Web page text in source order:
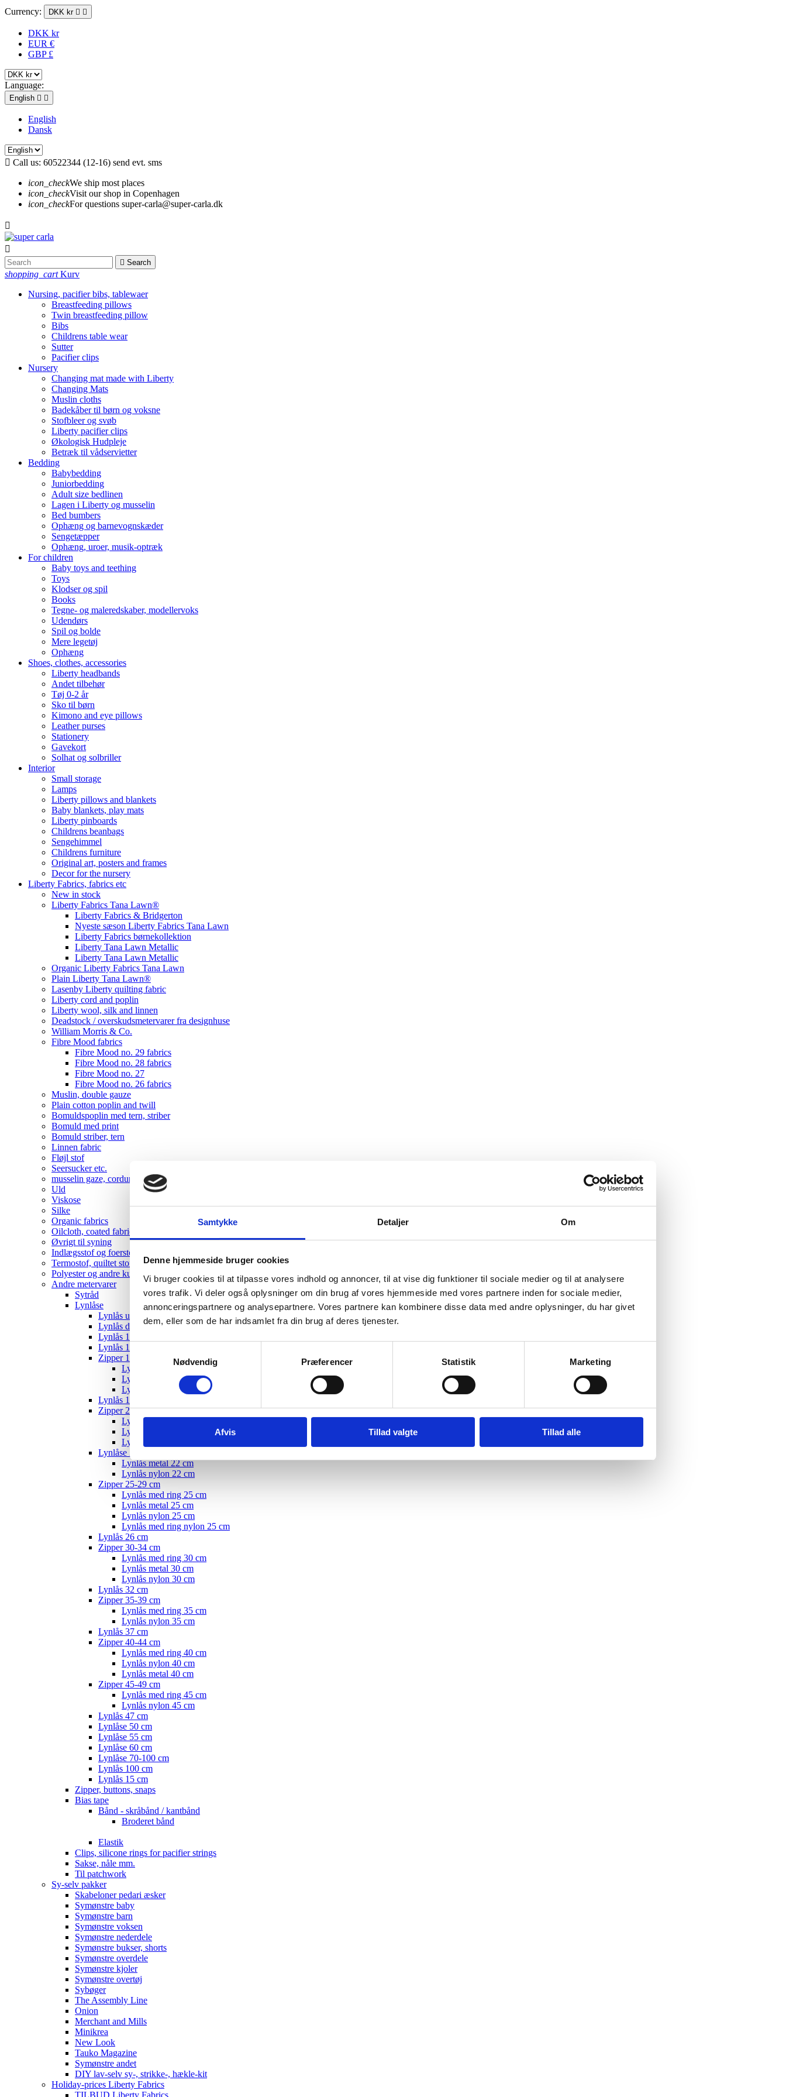
Samtykke Detaljer Om
Denne hjemmeside bruger cookies
Vi bruger cookies til at tilpasse vores indhold og annoncer, til at vise dig funktioner til sociale medier og til at analysere
vores trafik. Vi deler også oplysninger om din brug af vores hjemmeside med vores partnere inden for sociale medier,
annonceringspartnere og analysepartnere. Vores partnere kan kombinere disse data med andre oplysninger, du har givet
dem, eller som de har indsamlet fra din brug af deres tjenester.
Nødvendig
Præferencer Statistik Marketing
Afvis Tillad valgte Tillad alle
Currency: DKK kr  
DKK kr
EUR €
GBP £
Language:
English  
English
Dansk
 Call us: 60522344 (12-16) send evt. sms
icon_checkWe ship most places
icon_checkVisit our shop in Copenhagen
icon_checkFor questions super-carla@super-carla.dk


 Search
shopping_cart Kurv
Nursing, pacifier bibs, tablewaer
Breastfeeding pillows
Twin breastfeeding pillow
Bibs
Childrens table wear
Sutter
Pacifier clips
Nursery
Changing mat made with Liberty
Changing Mats
Muslin cloths
Badekåber til børn og voksne
Stofbleer og svøb
Liberty pacifier clips
Økologisk Hudpleje
Betræk til vådservietter
Bedding
Babybedding
Juniorbedding
Adult size bedlinen
Lagen i Liberty og musselin
Bed bumbers
Ophæng og barnevognskæder
Sengetæpper
Ophæng, uroer, musik-optræk
For children
Baby toys and teething
Toys
Klodser og spil
Books
Tegne- og maleredskaber, modellervoks
Udendørs
Spil og bolde
Mere legetøj
Ophæng
Shoes, clothes, accessories
Liberty headbands
Andet tilbehør
Tøj 0-2 år
Sko til børn
Kimono and eye pillows
Leather purses
Stationery
Gavekort
Solhat og solbriller
Interior
Small storage
Lamps
Liberty pillows and blankets
Baby blankets, play mats
Liberty pinboards
Childrens beanbags
Sengehimmel
Childrens furniture
Original art, posters and frames
Decor for the nursery
Liberty Fabrics, fabrics etc
New in stock
Liberty Fabrics Tana Lawn®
Liberty Fabrics & Bridgerton
Nyeste sæson Liberty Fabrics Tana Lawn
Liberty Fabrics børnekollektion
Liberty Tana Lawn Metallic
Liberty Tana Lawn Metallic
Organic Liberty Fabrics Tana Lawn
Plain Liberty Tana Lawn®
Lasenby Liberty quilting fabric
Liberty cord and poplin
Liberty wool, silk and linnen
Deadstock / overskudsmetervarer fra designhuse
William Morris & Co.
Fibre Mood fabrics
Fibre Mood no. 29 fabrics
Fibre Mood no. 28 fabrics
Fibre Mood no. 27
Fibre Mood no. 26 fabrics
Muslin, double gauze
Plain cotton poplin and twill
Bomuldspoplin med tern, striber
Bomuld med print
Bomuld striber, tern
Linnen fabric
Fløjl stof
Seersucker etc.
musselin gaze, corduroy , velvet
Uld
Viskose
Silke
Organic fabrics
Oilcloth, coated fabrics
Øvrigt til syning
Indlægsstof og foerstof
Termostof, quiltet stof
Polyester og andre kunststoffer
Andre metervarer
Sytråd
Lynlåse
Lynlås usynlig
Lynlås delbar
Lynlås 12 cm
Lynlås 15 cm
Zipper 10-19 cm
Lynlås med ring - 18 cm
Lynlås nylon 18 cm
Lynlås metal 22 cm
Lynlås 19 cm
Zipper 20-24 cm
Lynlås med ring 20 cm
Lynlås metal 20 cm
Lynlås nylon 20 cm
Lynlåse 22 cm
Lynlås metal 22 cm
Lynlås nylon 22 cm
Zipper 25-29 cm
Lynlås med ring 25 cm
Lynlås metal 25 cm
Lynlås nylon 25 cm
Lynlås med ring nylon 25 cm
Lynlås 26 cm
Zipper 30-34 cm
Lynlås med ring 30 cm
Lynlås metal 30 cm
Lynlås nylon 30 cm
Lynlås 32 cm
Zipper 35-39 cm
Lynlås med ring 35 cm
Lynlås nylon 35 cm
Lynlås 37 cm
Zipper 40-44 cm
Lynlås med ring 40 cm
Lynlås nylon 40 cm
Lynlås metal 40 cm
Zipper 45-49 cm
Lynlås med ring 45 cm
Lynlås nylon 45 cm
Lynlås 47 cm
Lynlåse 50 cm
Lynlåse 55 cm
Lynlåse 60 cm
Lynlåse 70-100 cm
Lynlås 100 cm
Lynlås 15 cm
Zipper, buttons, snaps
Bias tape
Bånd - skråbånd / kantbånd
Broderet bånd
Elastik
Clips, silicone rings for pacifier strings
Sakse, nåle mm.
Til patchwork
Sy-selv pakker
Skabeloner pedari æsker
Symønstre baby
Symønstre barn
Symønstre voksen
Symønstre nederdele
Symønstre bukser, shorts
Symønstre overdele
Symønstre kjoler
Symønstre overtøj
Sybøger
The Assembly Line
Onion
Merchant and Mills
Minikrea
New Look
Tauko Magazine
Symønstre andet
DIY lav-selv sy-, strikke-, hækle-kit
Holiday-prices Liberty Fabrics
TILBUD Liberty Fabrics